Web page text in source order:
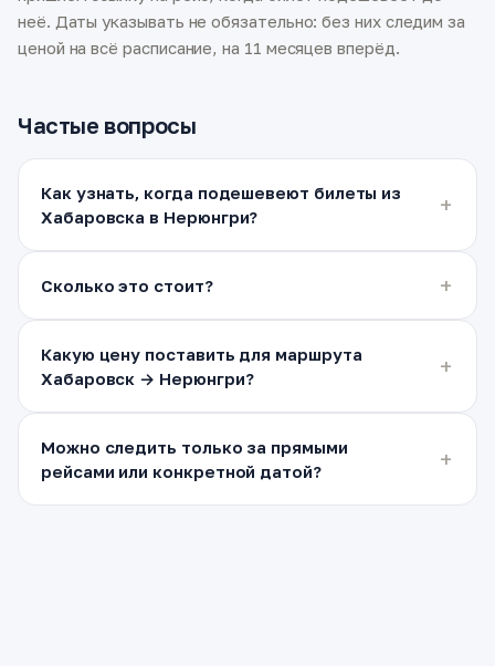
неё. Даты указывать не обязательно: без них следим за
ценой на всё расписание, на 11 месяцев вперёд.
Частые вопросы
Как узнать, когда подешевеют билеты из
Хабаровска в Нерюнгри?
Сколько это стоит?
Какую цену поставить для маршрута
Хабаровск → Нерюнгри?
Можно следить только за прямыми
рейсами или конкретной датой?